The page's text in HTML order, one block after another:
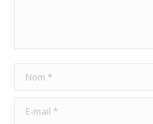
Nom *
E-mail *